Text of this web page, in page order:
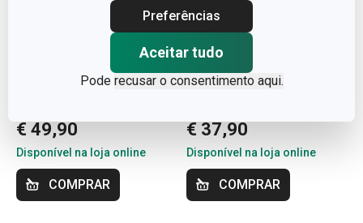
Preferências
Aceitar tudo
Pode recusar o consentimento aqui.
Grelhador i-PREMIUM
€ 49,90
Disponível na loja online
COMPRAR
Portes grátis
Martelo/cutelo p/ carne
€ 37,90
Disponível na loja online
COMPRAR